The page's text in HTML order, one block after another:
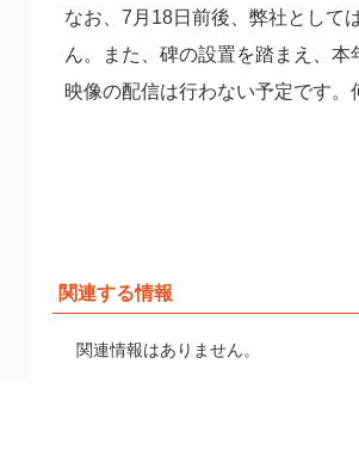
なお、7月18日前後、弊社として
ん。また、碑の設置を踏まえ、
映像の配信は行わない予定です。
関連する情報
関連情報はありません。